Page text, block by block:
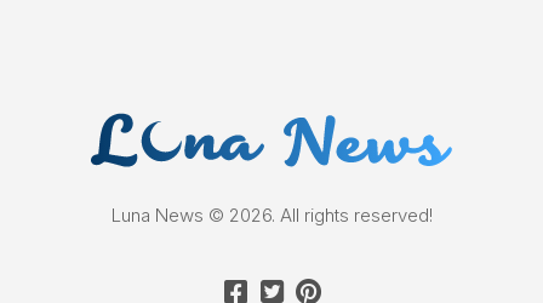
Luna News © 2026. All rights reserved!